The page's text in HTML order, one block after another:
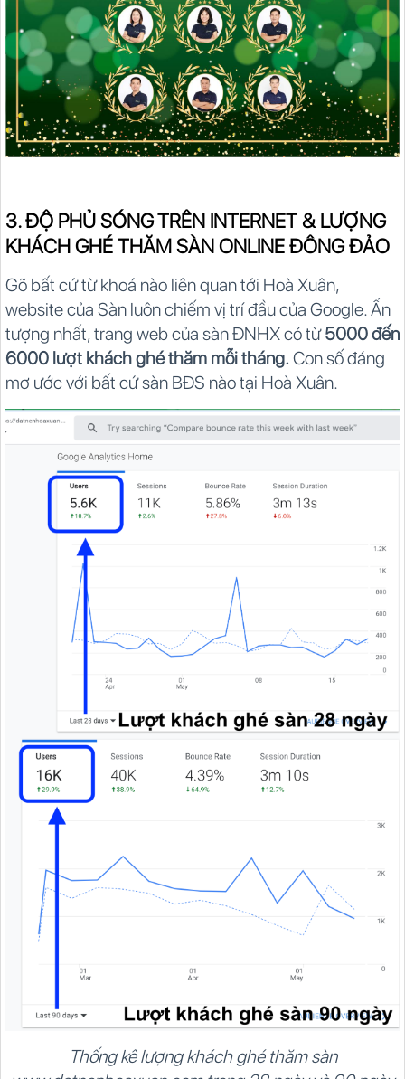
3. ĐỘ PHỦ SÓNG TRÊN INTERNET & LƯỢNG
KHÁCH GHÉ THĂM SÀN ONLINE ĐÔNG ĐẢO
Gõ bất cứ từ khoá nào liên quan tới Hoà Xuân,
website của Sàn luôn chiếm vị trí đầu của Google. Ấn
tượng nhất, trang web của sàn ĐNHX có từ5000 đến
6000 lượt khách ghé thăm mỗi tháng. Con số đáng
mơ ước với bất cứ sàn BĐS nào tại Hoà Xuân.
Thống kê lượng khách ghé thăm sàn